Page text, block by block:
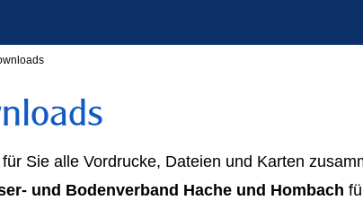
Sie alle Vordrucke, Dateien und Karten
und Bodenverband Hache und Hombach